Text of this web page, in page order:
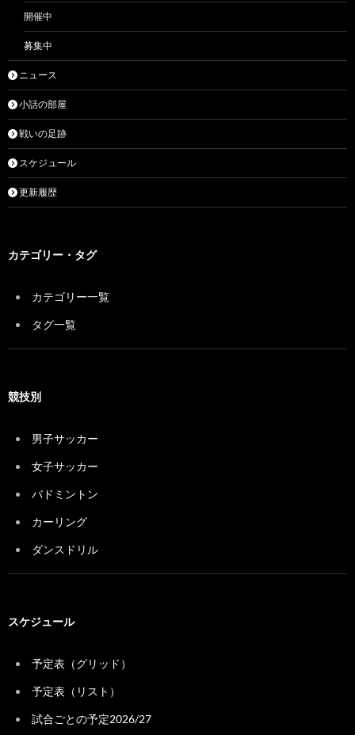
開催中
募集中
ニュース
小話の部屋
戦いの足跡
スケジュール
更新履歴
カテゴリー・タグ
カテゴリー一覧
タグ一覧
競技別
男子サッカー
女子サッカー
バドミントン
カーリング
ダンスドリル
スケジュール
予定表（グリッド）
予定表（リスト）
試合ごとの予定2026/27